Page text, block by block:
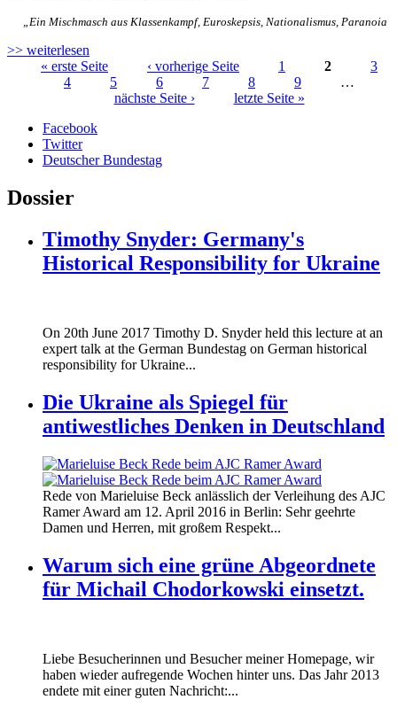
„Ein Mischmasch aus Klassenkampf, Euroskepsis, Nationalismus, Paranoia
>> weiterlesen
« erste Seite ‹ vorherige Seite 1 2
3
4
5 6 7 8 9
…
nächste Seite ›
letzte Seite »
Facebook
Twitter
Deutscher Bundestag
Dossier
Timothy Snyder: Germany's
Historical Responsibility for Ukraine
On 20th June 2017 Timothy D. Snyder held this lecture at an
expert talk at the German Bundestag on German historical
responsibility for Ukraine...
Die Ukraine als Spiegel für
antiwestliches Denken in Deutschland
160412_ramer_award.jpg
160412_ramer_award.jpg
Rede von Marieluise Beck anlässlich der Verleihung des AJC
Ramer Award am 12. April 2016 in Berlin: Sehr geehrte
Damen und Herren, mit großem Respekt...
Warum sich eine grüne Abgeordnete
für Michail Chodorkowski einsetzt.
Liebe Besucherinnen und Besucher meiner Homepage, wir
haben wieder aufregende Wochen hinter uns. Das Jahr 2013
endete mit einer guten Nachricht:...